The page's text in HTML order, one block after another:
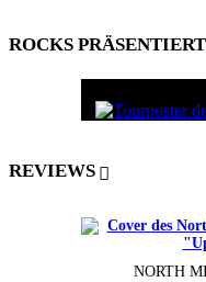
ROCKS PRÄSENTIERT
REVIEWS
NORTH